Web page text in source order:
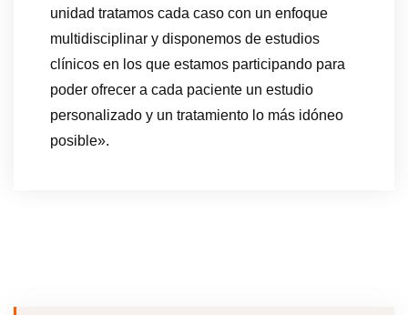
unidad tratamos cada caso con un enfoque
multidisciplinar y disponemos de estudios
clínicos en los que estamos participando para
poder ofrecer a cada paciente un estudio
personalizado y un tratamiento lo más idóneo
posible».